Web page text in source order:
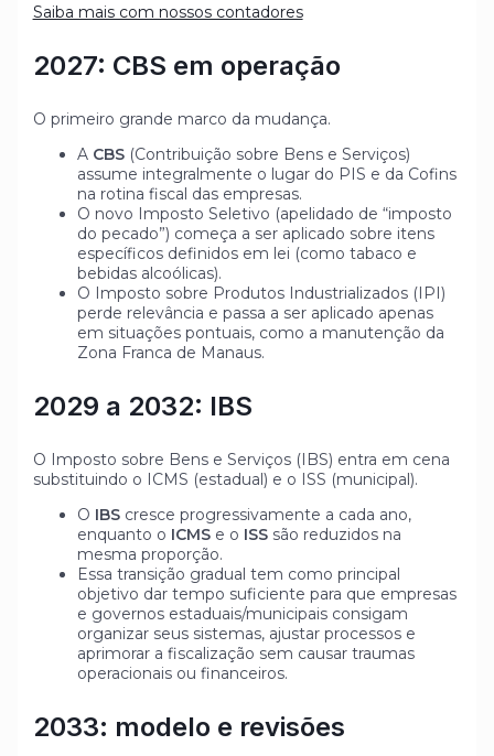
Saiba mais com nossos contadores
2027: CBS em operação
O primeiro grande marco da mudança.
A CBS(Contribuição sobre Bens e Serviços)
assume integralmente o lugar do PIS e da Cofins
na rotina fiscal das empresas.
O novo Imposto Seletivo (apelidado de “imposto
do pecado”) começa a ser aplicado sobre itens
específicos definidos em lei (como tabaco e
bebidas alcoólicas).
O Imposto sobre Produtos Industrializados (IPI)
perde relevância e passa a ser aplicado apenas
em situações pontuais, como a manutenção da
Zona Franca de Manaus.
2029 a 2032: IBS
O Imposto sobre Bens e Serviços (IBS) entra em cena
substituindo o ICMS (estadual) e o ISS (municipal).
O IBScresce progressivamente a cada ano,
enquanto o ICMSe o ISSsão reduzidos na
mesma proporção.
Essa transição gradual tem como principal
objetivo dar tempo suficiente para que empresas
e governos estaduais/municipais consigam
organizar seus sistemas, ajustar processos e
aprimorar a fiscalização sem causar traumas
operacionais ou financeiros.
2033: modelo e revisões